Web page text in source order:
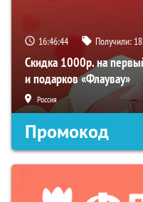
16:46:43 Получили: 18
Скидка 1000р. на
и подарков «Флаувау»
Россия
Промокод